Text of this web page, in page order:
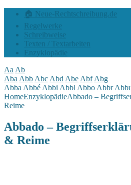
🏠 Neue-Rechtschreibung.de
Regelwerke
Schreibweise
Texten / Textarbeiten
Enzyklopädie
Aa Ab
Aba Abb Abc Abd Abe Abf Abg
Abba Abbé Abbi Abbl Abbo Abbr
HomeEnzyklopädieAbbado –
Reime
Abbado –
& Reime